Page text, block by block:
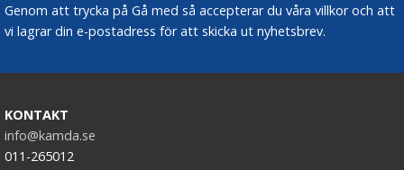
Genom att trycka på Gå med så accepterar du våra villkor och att
vi lagrar din e-postadress för att skicka ut nyhetsbrev.
KONTAKT
info@kamda.se
011-265012